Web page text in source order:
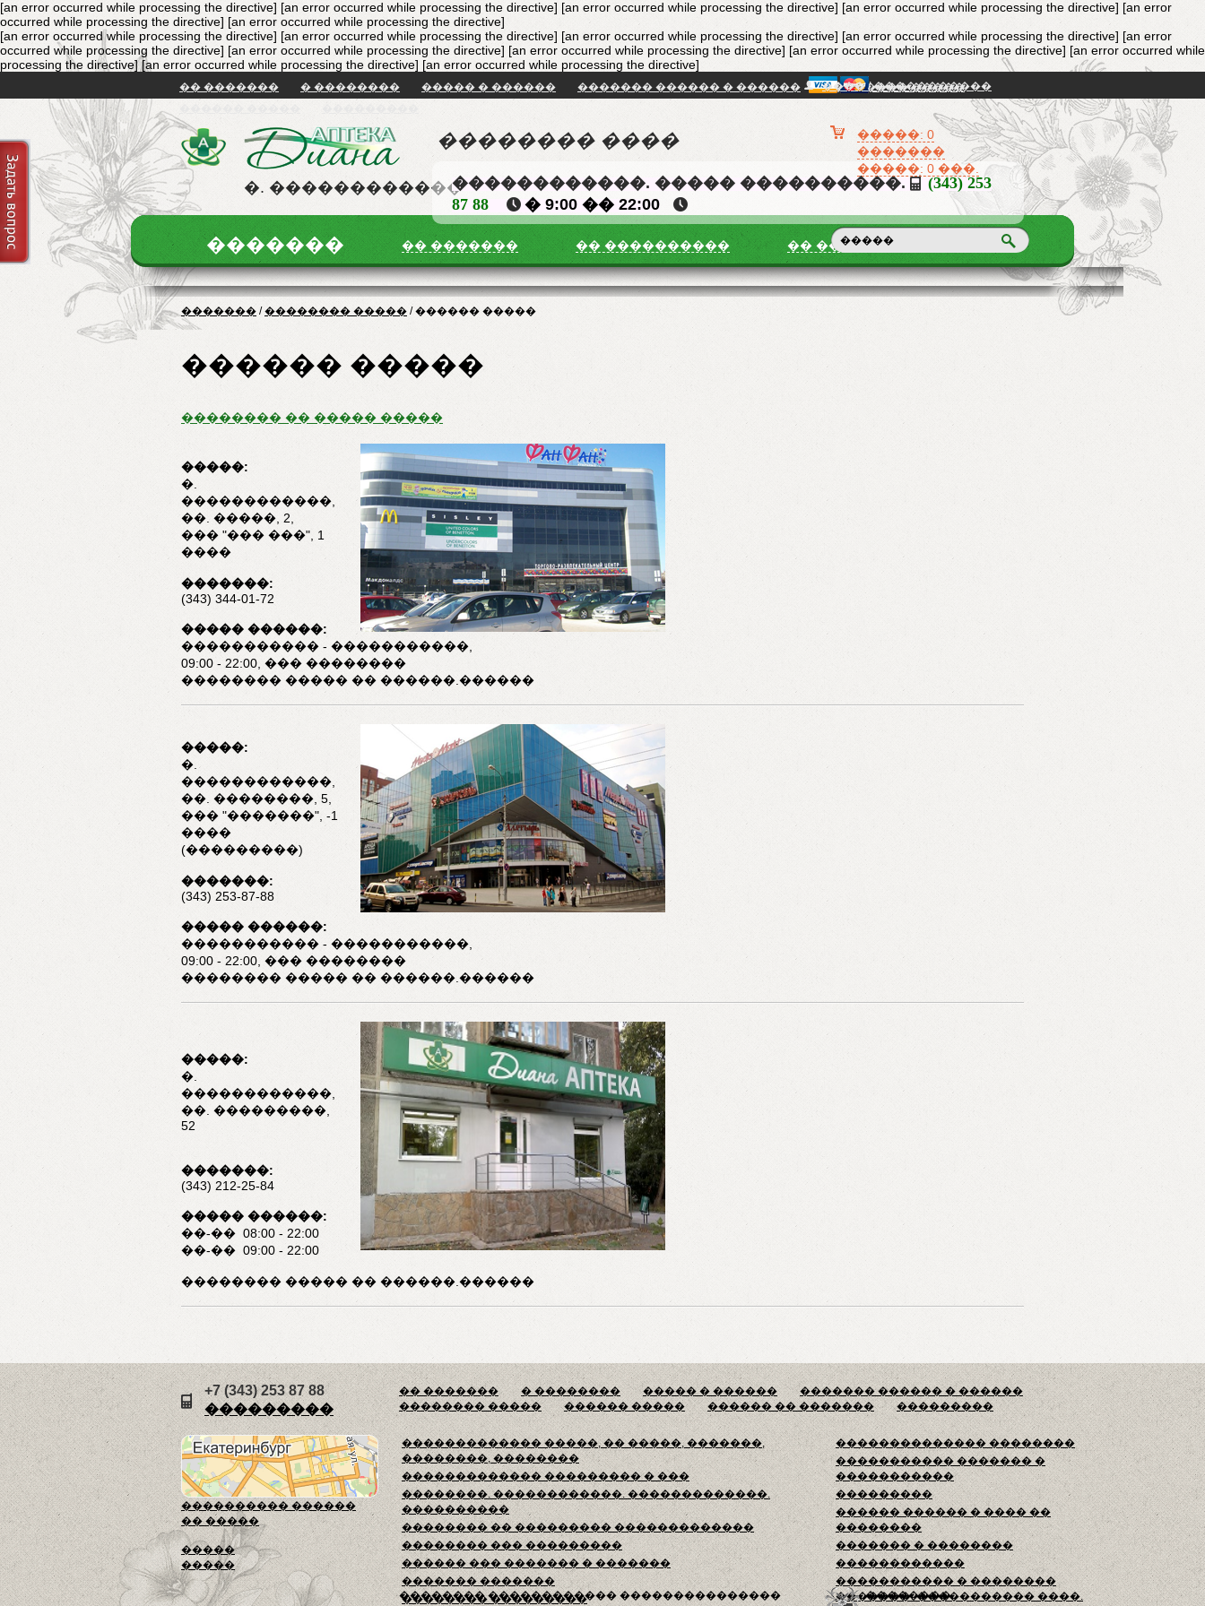
[an error occurred while processing the directive] [an error occurred while processing the directive] [an error occurred while processing the directive] [an error occurred while processing the directive] [an error
occurred while processing the directive] [an error occurred while processing the directive]
[an error occurred while processing the directive] [an error occurred while processing the directive] [an error occurred while processing the directive] [an error occurred while processing the directive] [an error
occurred while processing the directive] [an error occurred while processing the directive] [an error occurred while processing the directive] [an error occurred while processing the directive] [an error occurred while
processing the directive][an error occurred while processing the directive] [an error occurred while processing the directive]
�� ������� � �������� ����� � ������ ������� ������ � ������
�������� �����
���� / �����������
�������� ����
�. ������������
�����: 0
�������
�����: 0 ���.
������������. ����� ����������.
(343) 253
87 88
� 9:00 �� 22:00
������� �� ������� �� ���������� �� �������
������� /�������� ����� /������ �����
������ �����
�������� �� ����� �����
�����:
�.
������������,
��. �����, 2,
��� "��� ���", 1
����
�������:
(343) 344-01-72
����� ������:
����������� - �����������,
09:00 - 22:00, ��� ��������
�������� ����� �� ������.������
�����:
�.
������������,
��. ��������, 5,
��� "�������", -1
����
(���������)
�������:
(343) 253-87-88
����� ������:
����������� - �����������,
09:00 - 22:00, ��� ��������
�������� ����� �� ������.������
�����:
�.
������������,
��. ���������,
52
�������:
(343) 212-25-84
����� ������:
��-�� 08:00 - 22:00
��-�� 09:00 - 22:00
�������� ����� �� ������.������
�� ������� � �������� ����� � ������
������� ������ � ������
�������� �����
������ ����� ������ �� ������� ���������
������������� �����, �� �����, �������,
��������, ��������
������������� ��������� � ���
��������. ������������. �������������.
����������
�������� �� ��������� �������������
�������� ��� ���������
������ ��� ������� � �������
������� �������
�������� ���������
�������������� ��������
����������� ������� �
�����������
���������
������ ������ � ���� ��
��������
������� � ��������
������������
����������� � ��������
�������. ����������� ����.
���������� ������
�� �����
�����
�����
�������� ������������ ���������������
+7 (343) 253 87 88
���������
��������